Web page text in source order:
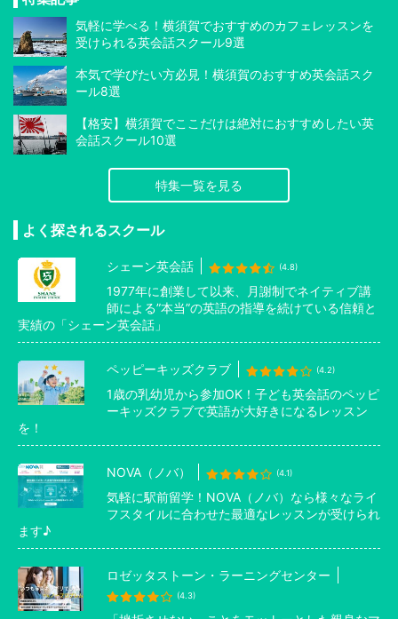
気軽に学べる！横須賀でおすすめのカフェレッスンを
受けられる英会話スクール9選
本気で学びたい方必見！横須賀のおすすめ英会話スク
ール8選
【格安】横須賀でここだけは絶対におすすめしたい英
会話スクール10選
特集一覧を見る
よく探されるスクール
シェーン英会話 (4.8)
1977年に創業して以来、月謝制でネイティブ講
師による”本当”の英語の指導を続けている信頼と
実績の「シェーン英会話」
ペッピーキッズクラブ (4.2)
1歳の乳幼児から参加OK！子ども英会話のペッピ
ーキッズクラブで英語が大好きになるレッスン
を！
NOVA（ノバ） (4.1)
気軽に駅前留学！NOVA（ノバ）なら様々なライ
フスタイルに合わせた最適なレッスンが受けられ
ます♪
ロゼッタストーン・ラーニングセンター
(4.3)